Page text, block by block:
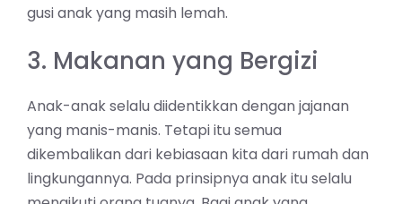
gusi anak yang masih lemah.
3. Makanan yang Bergizi
Anak-anak selalu diidentikkan dengan jajanan
yang manis-manis. Tetapi itu semua
dikembalikan dari kebiasaan kita dari rumah dan
lingkungannya. Pada prinsipnya anak itu selalu